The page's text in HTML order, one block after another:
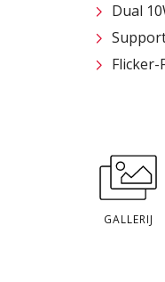
Dual
GALLERIJ